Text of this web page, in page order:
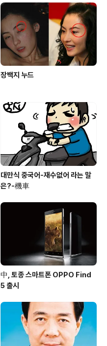
장백지 누드
대만식 중국어-재수없어 라는 말
은?-機車
中, 토종 스마트폰 OPPO Find
5 출시